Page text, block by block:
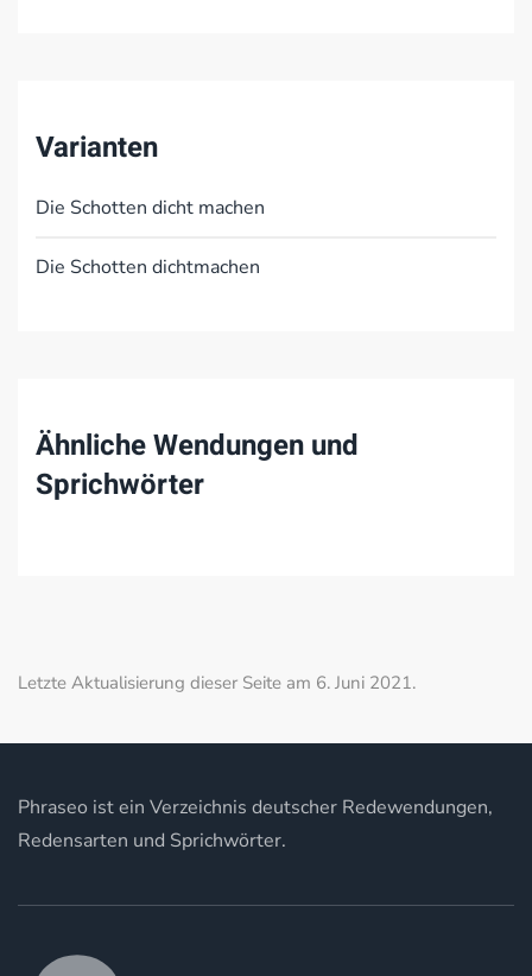
Varianten
Die Schotten dicht machen
Die Schotten dichtmachen
Ähnliche Wendungen und
Sprichwörter
Letzte Aktualisierung dieser Seite am 6. Juni 2021.
Phraseo ist ein Verzeichnis deutscher Redewendungen,
Redensarten und Sprichwörter.